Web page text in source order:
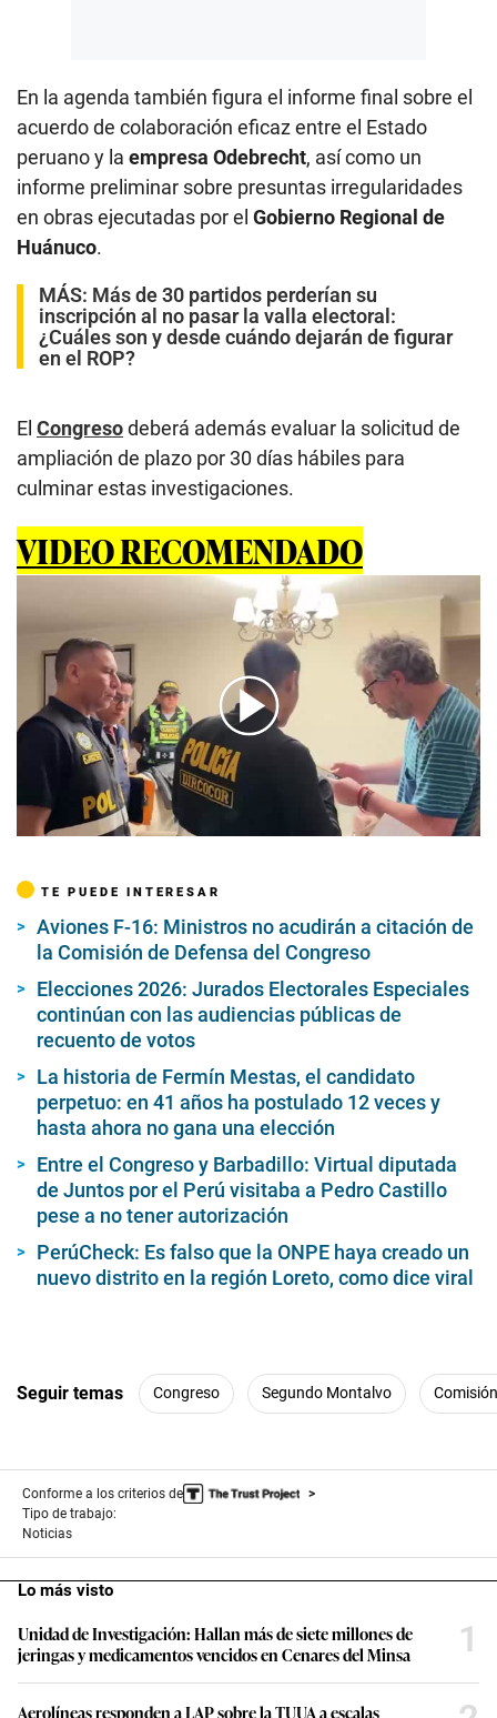
En la agenda también figura el informe final sobre el
acuerdo de colaboración eficaz entre el Estado
peruano y la empresa Odebrecht, así como un
informe preliminar sobre presuntas irregularidades
en obras ejecutadas por el Gobierno Regional de
Huánuco.
MÁS: Más de 30 partidos perderían su
inscripción al no pasar la valla electoral:
¿Cuáles son y desde cuándo dejarán de figurar
en el ROP?
El Congresodeberá además evaluar la solicitud de
ampliación de plazo por 30 días hábiles para
culminar estas investigaciones.
VIDEO RECOMENDADO
00:00/ 01:22
TE PUEDE INTERESAR
Aviones F-16: Ministros no acudirán a citación de
la Comisión de Defensa del Congreso
Elecciones 2026: Jurados Electorales Especiales
continúan con las audiencias públicas de
recuento de votos
La historia de Fermín Mestas, el candidato
perpetuo: en 41 años ha postulado 12 veces y
hasta ahora no gana una elección
Entre el Congreso y Barbadillo: Virtual diputada
de Juntos por el Perú visitaba a Pedro Castillo
pese a no tener autorización
PerúCheck: Es falso que la ONPE haya creado un
nuevo distrito en la región Loreto, como dice viral
Seguir temas Congreso Segundo Montalvo
Conforme a los criterios de
Tipo de trabajo:
Noticias
Lo más visto
Unidad de Investigación: Hallan más de siete millones de
jeringas y medicamentos vencidos en Cenares del Minsa
1
Aerolíneas responden a LAP sobre la TUUA a escalas